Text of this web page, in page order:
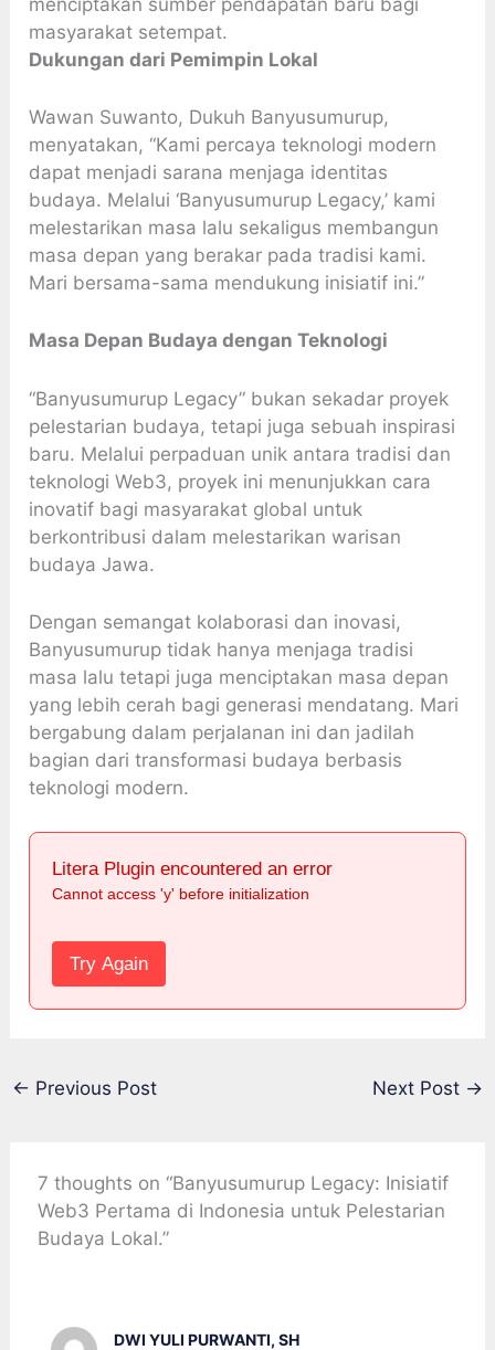
masyarakat setempat.
Dukungan dari Pemimpin Lokal
Wawan Suwanto, Dukuh Banyusumurup,
menyatakan, “Kami percaya teknologi modern
dapat menjadi sarana menjaga identitas
budaya. Melalui ‘Banyusumurup Legacy,’ kami
melestarikan masa lalu sekaligus membangun
masa depan yang berakar pada tradisi kami.
Mari bersama-sama mendukung inisiatif ini.”
Masa Depan Budaya dengan Teknologi
“Banyusumurup Legacy” bukan sekadar proyek
pelestarian budaya, tetapi juga sebuah inspirasi
baru. Melalui perpaduan unik antara tradisi dan
teknologi Web3, proyek ini menunjukkan cara
inovatif bagi masyarakat global untuk
berkontribusi dalam melestarikan warisan
budaya Jawa.
Dengan semangat kolaborasi dan inovasi,
Banyusumurup tidak hanya menjaga tradisi
masa lalu tetapi juga menciptakan masa depan
yang lebih cerah bagi generasi mendatang. Mari
bergabung dalam perjalanan ini dan jadilah
bagian dari transformasi budaya berbasis
teknologi modern.
Litera Plugin encountered an error
Cannot access 'y' before initialization
Try Again
← Previous Post Next Post →
7 thoughts on “Banyusumurup Legacy: Inisiatif
Web3 Pertama di Indonesia untuk Pelestarian
Budaya Lokal.”
DWI YULI PURWANTI, SH